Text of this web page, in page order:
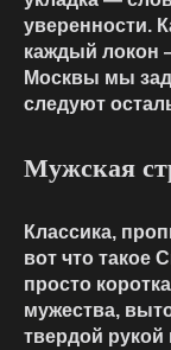
уверенности.
каждый локон
Москвы мы
следуют
Мужская
Классика,
вот что такое
просто
мужества,
твердой рукой